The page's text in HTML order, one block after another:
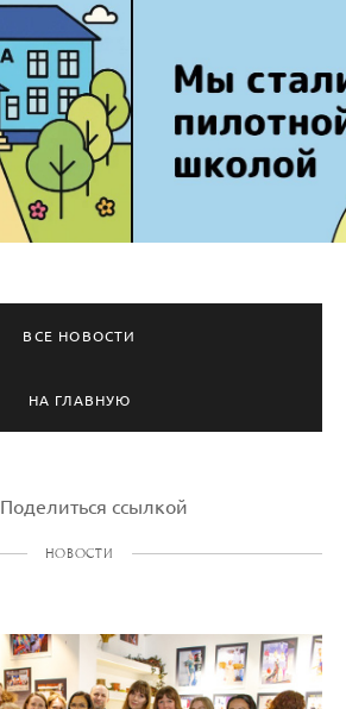
ВСЕ НОВОСТИ
НА ГЛАВНУЮ
Поделиться ссылкой
НОВОСТИ